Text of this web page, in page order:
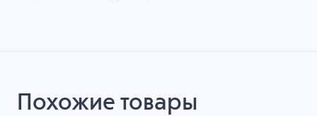
Похожие товары